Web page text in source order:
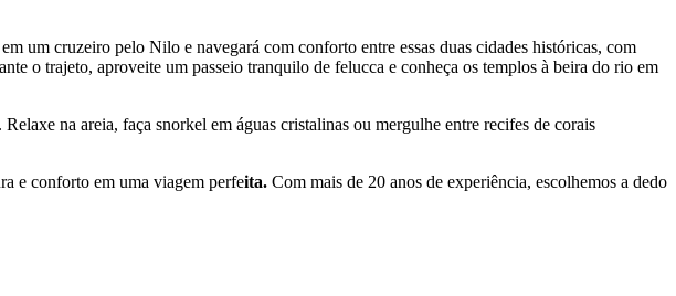
um cruzeiro pelo Nilo e navegará com conforto entre essas duas cidades históricas, com
o trajeto, aproveite um passeio tranquilo de felucca e conheça os templos à beira do rio em
na areia, faça snorkel em águas cristalinas ou mergulhe entre recifes de corais
e conforto em uma viagem perfeita. Com mais de 20 anos de experiência, escolhemos a dedo